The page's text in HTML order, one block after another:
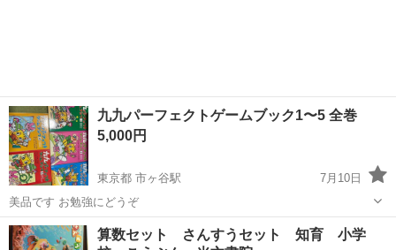
九九パーフェクトゲームブック1〜5 全巻
5,000円
東京都 市ヶ谷駅
7月10日
美品です お勉強にどうぞ
東京 千代田区 市ヶ谷駅 絵本
算数セット さんすうセット 知育 小学